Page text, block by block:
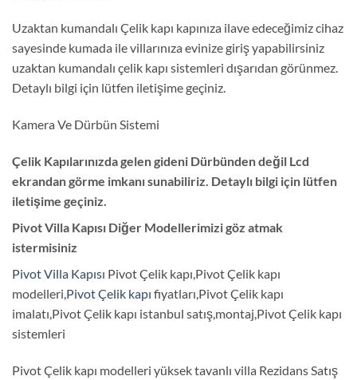
Uzaktan kumandalı Çelik kapı kapınıza ilave edeceğimiz cihaz
sayesinde kumada ile villarınıza evinize giriş yapabilirsiniz
uzaktan kumandalı çelik kapı sistemleri dışarıdan görünmez.
Detaylı bilgi için lütfen iletişime geçiniz.
Kamera Ve Dürbün Sistemi
Çelik Kapılarınızda gelen gideni Dürbünden değil Lcd
ekrandan görme imkanı sunabiliriz. Detaylı bilgi için lütfen
iletişime geçiniz.
Pivot Villa Kapısı Diğer Modellerimizi göz atmak
istermisiniz
Pivot Villa Kapısı Pivot Çelik kapı,Pivot Çelik kapı
modelleri,Pivot Çelik kapı fiyatları,Pivot Çelik kapı
imalatı,Pivot Çelik kapı istanbul satış,montaj,Pivot Çelik kapı
sistemleri
Pivot Çelik kapı modelleri yüksek tavanlı villa Rezidans Satış